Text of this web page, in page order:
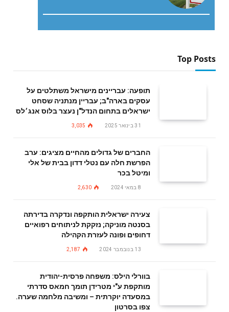
Top Posts
תופעה: עבריינים מישראל משתלטים על
עסקים בארה"ב; עבריין מנתניה שסחט
ישראלים בתחום הנדל"ן נעצר בלוס אנג׳לס
31 בינואר 2025 3,035
החברים של גדולים מהחיים מציגים: ערב
הפרשת חלה עם נטלי דדון בבית של אלי
ומיטל בכר
8 במאי 2024 2,630
צעירה ישראלית הותקפה ונדקרה בדירתה
בסנטה מוניקה; נזקקת לניתוחים רפואיים
דחופים ופונה לעזרת הקהילה
13 בנובמבר 2024 2,187
בוורלי הילס: משפחה פרסית-יהודית
מותקפת ע"י מטרידן תומך חמאס סדרתי
במסעדה יוקרתית – ומשיבה מלחמה שערה.
צפו בסרטון